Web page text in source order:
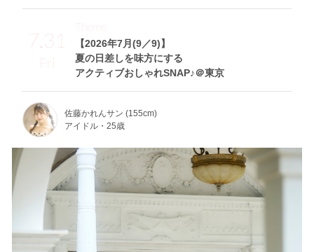
7.31
Fri
【2026年7月(9／9)】
夏の日差しを味方にする
アクティブおしゃれSNAP♪＠東京
Theme
佐藤かれんサン (155cm)
アイドル・25歳